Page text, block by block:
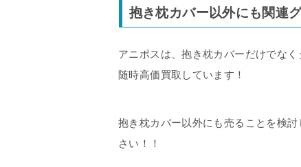
抱き枕カバー以外にも関連
アニポスは、抱き枕カバーだけでな
随時高価買取しています！
抱き枕カバー以外にも売ることを検
さい！！